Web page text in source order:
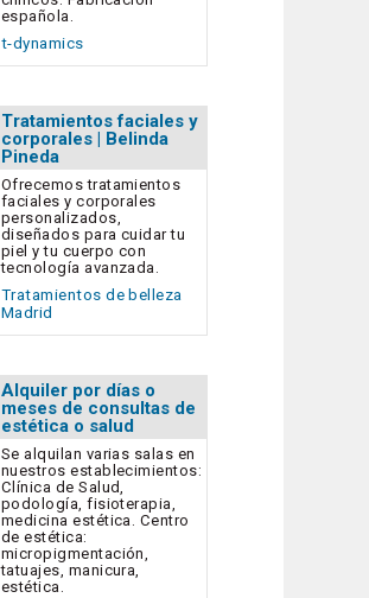
española.
t-dynamics
Tratamientos faciales y
corporales | Belinda
Pineda
Ofrecemos tratamientos
faciales y corporales
personalizados,
diseñados para cuidar tu
piel y tu cuerpo con
tecnología avanzada.
Tratamientos de belleza
Madrid
Alquiler por días o
meses de consultas de
estética o salud
Se alquilan varias salas en
nuestros establecimientos:
Clínica de Salud,
podología, fisioterapia,
medicina estética. Centro
de estética:
micropigmentación,
tatuajes, manicura,
estética.